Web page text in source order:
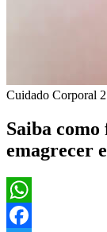
Cuidado Corporal
Saiba como
emagrecer
WhatsApp